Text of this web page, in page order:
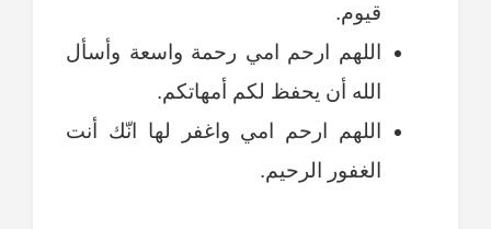
قيوم.
اللهم ارحم امي رحمة واسعة وأسأل
الله أن يحفظ لكم أمهاتكم.
اللهم ارحم امي واغفر لها انّك أنت
الغفور الرحيم.